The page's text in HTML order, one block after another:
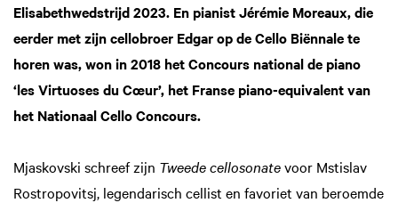
Elisabethwedstrijd 2023. En pianist Jérémie Moreaux, die
eerder met zijn cellobroer Edgar op de Cello Biënnale te
horen was, won in 2018 het Concours national de piano
‘les Virtuoses du Cœur’, het Franse piano-equivalent van
het Nationaal Cello Concours.
Mjaskovski schreef zijn Tweede cellosonatevoor Mstislav
Rostropovitsj, legendarisch cellist en favoriet van beroemde